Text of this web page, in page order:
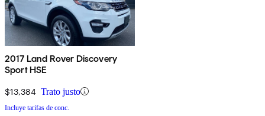
2017 Land Rover Discovery
Sport HSE
$13,384 Trato justo
Incluye tarifas de conc.